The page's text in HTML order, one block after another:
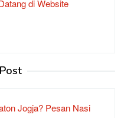
di Website
Jogja? Pesan Nasi